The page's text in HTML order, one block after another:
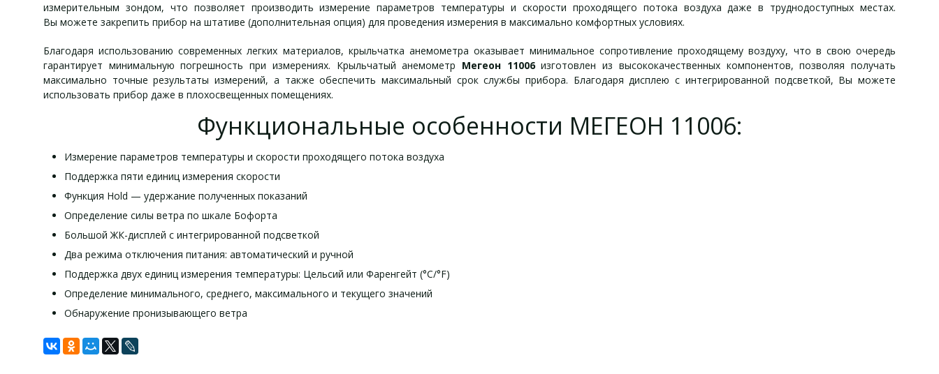
измерительным зондом, что позволяет производить измерение параметров температуры и скорости проходящего потока воздуха даже в труднодоступных местах.
Вы можете закрепить прибор на штативе (дополнительная опция) для проведения измерения в максимально комфортных условиях.
Благодаря использованию современных легких материалов, крыльчатка анемометра оказывает минимальное сопротивление проходящему воздуху, что в свою очередь
гарантирует минимальную погрешность при измерениях. Крыльчатый анемометр Мегеон 11006изготовлен из высококачественных компонентов, позволяя получать
максимально точные результаты измерений, а также обеспечить максимальный срок службы прибора. Благодаря дисплею с интегрированной подсветкой, Вы можете
использовать прибор даже в плохосвещенных помещениях.
Функциональные особенности МЕГЕОН 11006:
Измерение параметров температуры и скорости проходящего потока воздуха
Поддержка пяти единиц измерения скорости
Функция Hold — удержание полученных показаний
Определение силы ветра по шкале Бофорта
Большой ЖК-дисплей с интегрированной подсветкой
Два режима отключения питания: автоматический и ручной
Поддержка двух единиц измерения температуры: Цельсий или Фаренгейт (°C/°F)
Определение минимального, среднего, максимального и текущего значений
Обнаружение пронизывающего ветра